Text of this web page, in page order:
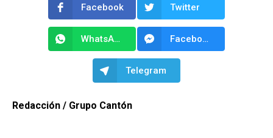
Facebook Twitter
WhatsApp Facebook Messenger
Telegram
Redacción / Grupo Cantón